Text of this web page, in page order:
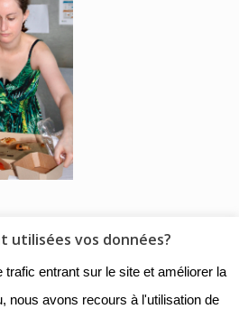
Collège Henri de
Mentions légales|
utilisées vos données?
trafic entrant sur le site et améliorer la
nous avons recours à l'utilisation de